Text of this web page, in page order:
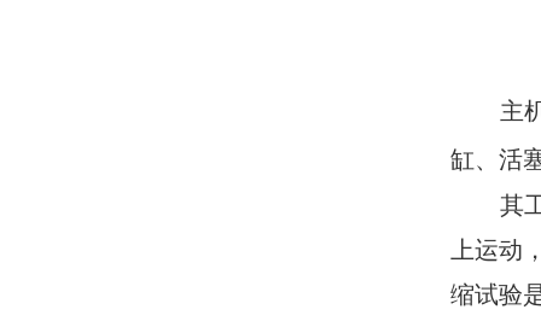
主
缸、活
其
上运动
缩试验